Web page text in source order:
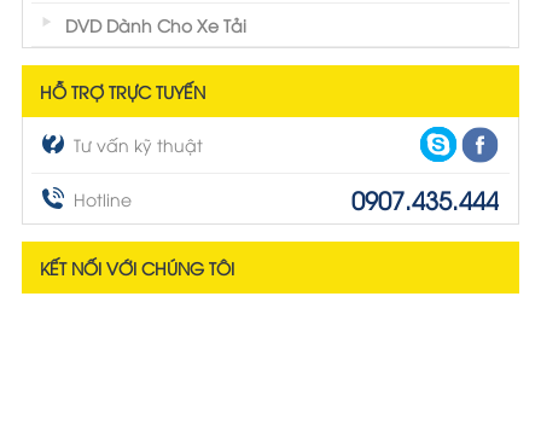
DVD Dành Cho Xe Tải
HỖ TRỢ TRỰC TUYẾN
Tư vấn kỹ thuật
Hotline 0907.435.444
KẾT NỐI VỚI CHÚNG TÔI